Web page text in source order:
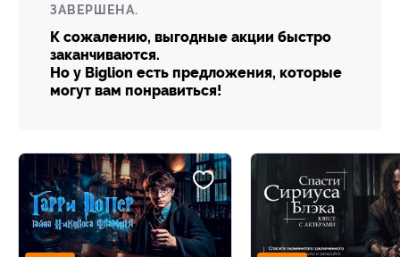
ЗАВЕРШЕНА.
К сожалению, выгодные акции быстро
заканчиваются.
Но у Biglion есть предложения, которые
могут вам понравиться!